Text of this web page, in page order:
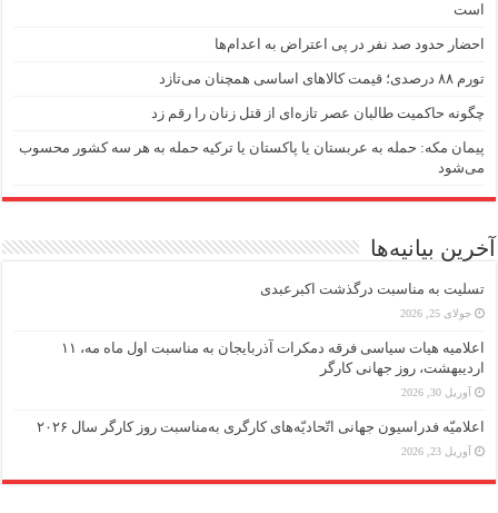
است
احضار حدود صد نفر در پی اعتراض به اعدام‌ها
تورم ۸۸ درصدی؛ قیمت کالاهای اساسی همچنان می‌تازد
چگونه حاکمیت طالبان عصر تازه‌ای از قتل زنان را رقم زد
پیمان مکه: حمله به عربستان یا پاکستان یا ترکیه حمله به هر سه کشور محسوب
می‌شود
آخرین بیانیه‌ها
تسلیت به مناسبت درگذشت اکبرعبدی
جولای 25, 2026
اعلامیه هیات سیاسی فرقه دمکرات آذربایجان به مناسبت اول ماه مه، ۱۱
اردیبهشت، روز جهانی کارگر
آوریل 30, 2026
اعلامیّه فدراسیون جهانی اتّحادیّه‌های کارگری به‌مناسبت روز کارگر سال ۲۰۲۶
آوریل 23, 2026